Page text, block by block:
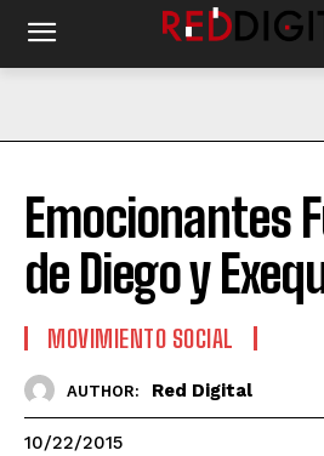
Emocionantes
de Diego y
MOVIMIENTO SOCIAL
AUTHOR: Red Digital
10/22/2015